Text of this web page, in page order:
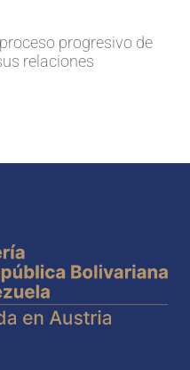
progresivo de
relaciones